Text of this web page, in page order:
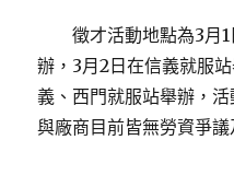
徵才活動地點為3月1
辦，3月2日在信義就服
義、西門就服站舉辦，
與廠商目前皆無勞資爭議